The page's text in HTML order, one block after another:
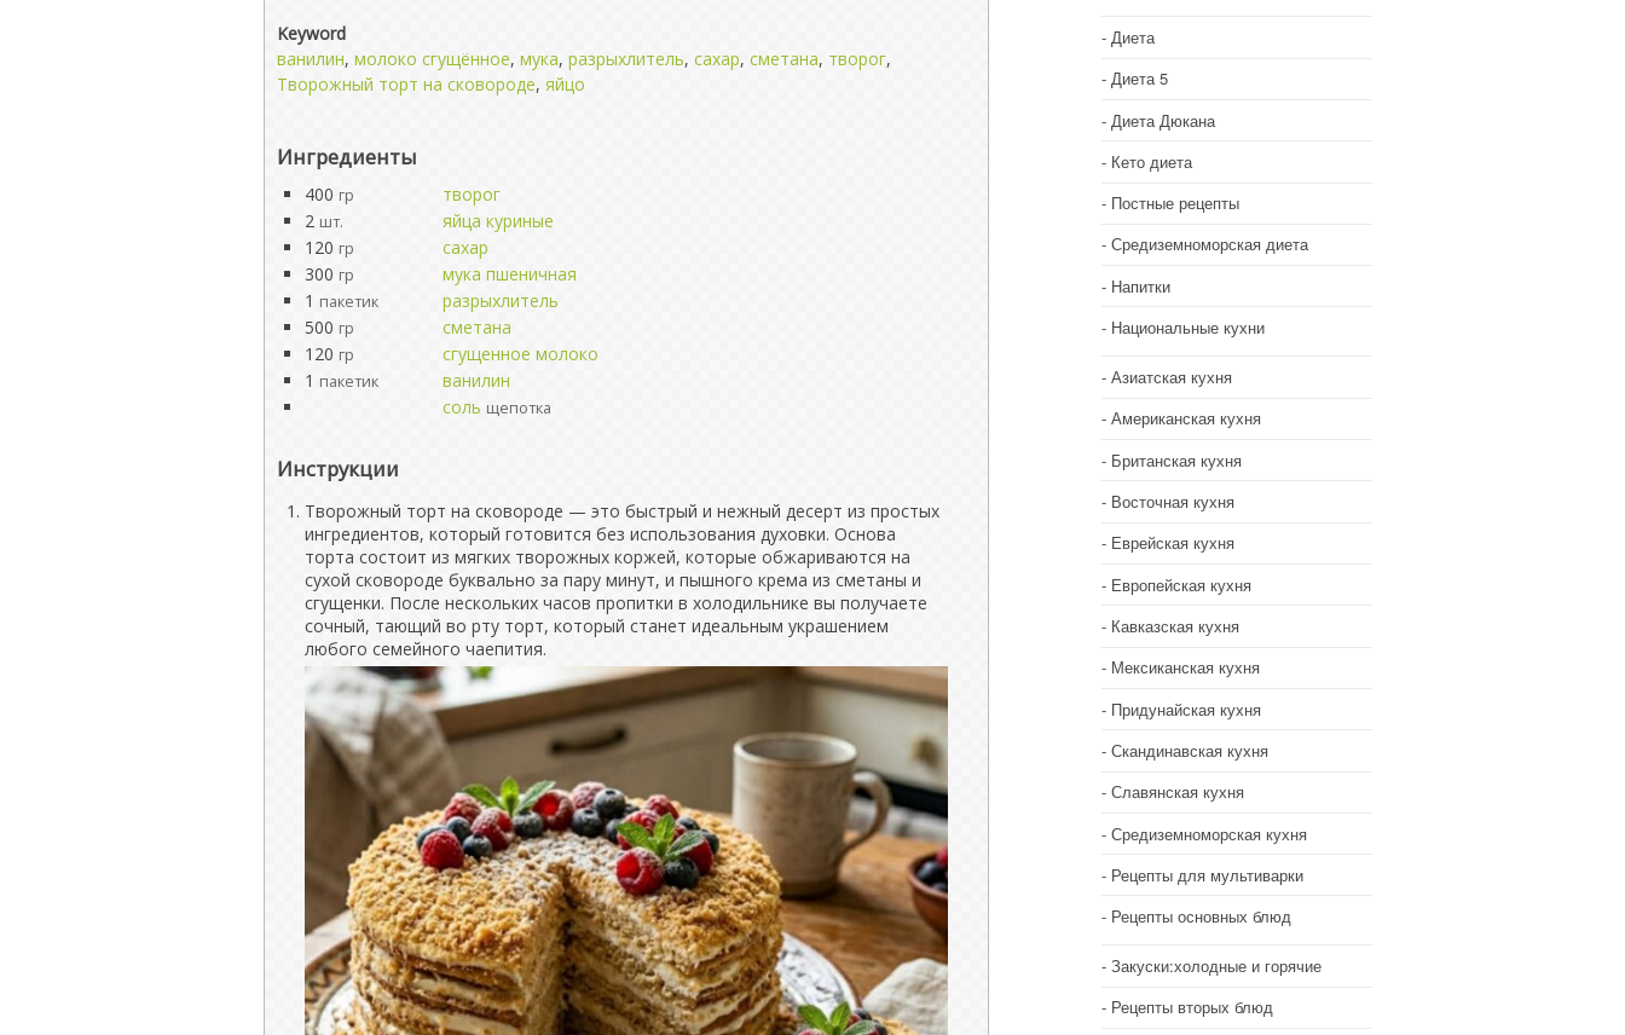
Keyword
ванилин, молоко сгущённое, мука, разрыхлитель, сахар, сметана, творог,
Творожный торт на сковороде, яйцо
Ингредиенты
400 гр
творог
2 шт.
яйца куриные
120 гр
сахар
300 гр
мука пшеничная
1 пакетик
разрыхлитель
500 гр
сметана
120 гр
сгущенное молоко
1 пакетик
ванилин
соль щепотка
Инструкции
Творожный торт на сковороде — это быстрый и нежный десерт из простых
ингредиентов, который готовится без использования духовки. Основа
торта состоит из мягких творожных коржей, которые обжариваются на
сухой сковороде буквально за пару минут, и пышного крема из сметаны и
сгущенки. После нескольких часов пропитки в холодильнике вы получаете
сочный, тающий во рту торт, который станет идеальным украшением
любого семейного чаепития.
Диета
Диета 5
Диета Дюкана
Кето диета
Постные рецепты
Средиземноморская диета
Напитки
Национальные кухни
Азиатская кухня
Американская кухня
Британская кухня
Восточная кухня
Еврейская кухня
Европейская кухня
Кавказская кухня
Мексиканская кухня
Придунайская кухня
Скандинавская кухня
Славянская кухня
Средиземноморская кухня
Рецепты для мультиварки
Рецепты основных блюд
Закуски:холодные и горячие
Рецепты вторых блюд